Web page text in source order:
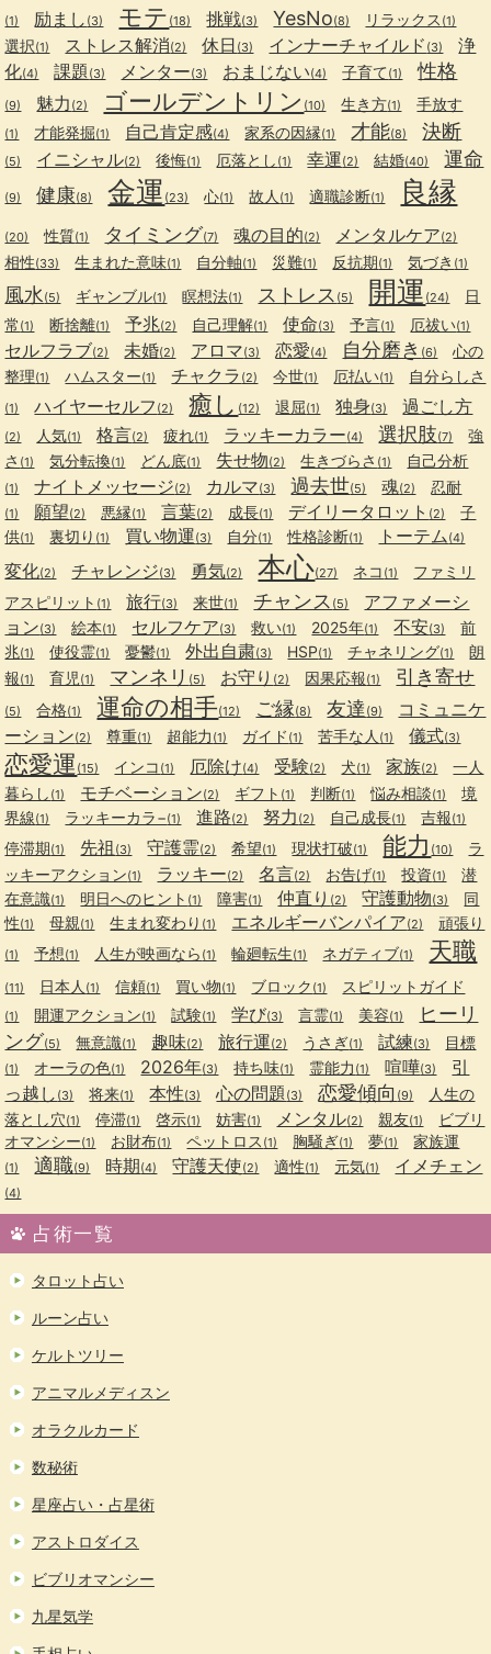
(1) 励まし (3) モテ (18) 挑戦(3) YesNo(8) リラックス (1)
選択(1) ストレス解消(2) 休日 (3) インナーチャイルド (3)
浄
化(4) 課題 (3) メンター(3) おまじない(4) 子育て(1) 性格
(9) 魅力 (2) ゴールデントリン (10) 生き方(1) 手放す
(1) 才能発掘(1) 自己肯定感(4) 家系の因縁(1) 才能(8) 決断
(5) イニシャル(2) 後悔(1) 厄落とし (1) 幸運(2) 結婚(40) 運命
(9) 健康(8) 金運 (23) 心(1) 故人 (1) 適職診断(1) 良縁
(20) 性質(1) タイミング(7) 魂の目的(2) メンタルケア(2)
相性(33) 生まれた意味(1) 自分軸(1) 災難(1) 反抗期(1) 気づき (1)
風水(5) ギャンブル(1) 瞑想法(1) ストレス (5) 開運 (24)
日
常 (1) 断捨離(1) 予兆(2) 自己理解(1) 使命(3) 予言(1) 厄祓い(1)
セルフラブ(2) 未婚(2) アロマ(3) 恋愛(4) 自分磨き (6)
心の
整理(1) ハムスター(1) チャクラ (2) 今世(1) 厄払い(1) 自分らしさ
(1) ハイヤーセルフ (2) 癒し (12) 退屈(1) 独身(3) 過ごし方
(2) 人気(1) 格言(2) 疲れ(1) ラッキーカラー(4) 選択肢(7)
強
さ (1) 気分転換(1) どん底(1) 失せ物(2) 生きづらさ (1) 自己分析
(1) ナイトメッセージ(2) カルマ(3) 過去世(5) 魂(2) 忍耐
(1) 願望(2) 悪縁(1) 言葉(2) 成長(1) デイリータロット (2)
子
供(1) 裏切り (1) 買い物運(3) 自分(1) 性格診断(1) トーテム (4)
変化(2) チャレンジ(3) 勇気(2) 本心(27) ネコ (1)
ファミリ
アスピリット (1) 旅行(3) 来世(1) チャンス (5)
アファメーシ
ョン(3) 絵本(1) セルフケア(3) 救い(1) 2025年(1) 不安(3)
前
兆(1) 使役霊(1) 憂鬱(1) 外出自粛(3) HSP(1) チャネリング(1)
朗
報(1) 育児 (1) マンネリ (5) お守り (2) 因果応報(1) 引き寄せ
(5) 合格(1) 運命の相手(12) ご縁(8) 友達 (9)
コミュニケ
ーション(2) 尊重(1) 超能力 (1) ガイド (1) 苦手な人 (1) 儀式(3)
恋愛運 (15) インコ (1) 厄除け(4) 受験(2) 犬(1) 家族(2)
一人
暮らし (1) モチベーション(2) ギフト (1) 判断(1) 悩み相談(1)
境
界線(1) ラッキーカラ−(1) 進路(2) 努力 (2) 自己成長(1) 吉報(1)
停滞期(1) 先祖 (3) 守護霊(2) 希望(1) 現状打破(1) 能力 (10)
ラ
ッキーアクション(1) ラッキー(2) 名言(2) お告げ(1) 投資(1)
潜
在意識(1) 明日へのヒント (1) 障害(1) 仲直り (2) 守護動物(3)
同
性(1) 母親(1) 生まれ変わり (1) エネルギーバンパイア(2) 頑張り
(1) 予想(1) 人生が映画なら (1) 輪廻転生(1) ネガティブ(1) 天職
(11) 日本人 (1) 信頼(1) 買い物(1) ブロック (1) スピリットガイド
(1) 開運アクション(1) 試験(1) 学び(3) 言霊(1) 美容(1)
ヒーリ
ング(5) 無意識(1) 趣味(2) 旅行運(2) うさぎ(1) 試練(3) 目標
(1) オーラの色(1) 2026年(3) 持ち味(1) 霊能力 (1) 喧嘩(3)
引
っ越し (3) 将来(1) 本性(3) 心の問題 (3) 恋愛傾向 (9)
人生の
落とし穴(1) 停滞(1) 啓示(1) 妨害(1) メンタル(2) 親友(1)
ビブリ
オマンシー(1) お財布(1) ペットロス (1) 胸騒ぎ(1) 夢(1) 家族運
(1) 適職(9) 時期(4) 守護天使(2) 適性(1) 元気(1) イメチェン
(4)
占術一覧
タロット占い
ルーン占い
ケルトツリー
アニマルメディスン
オラクルカード
数秘術
星座占い・占星術
アストロダイス
ビブリオマンシー
九星気学